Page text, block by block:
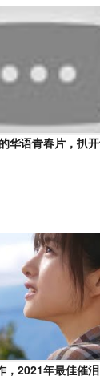
华语青春片，扒
，2021年最佳催